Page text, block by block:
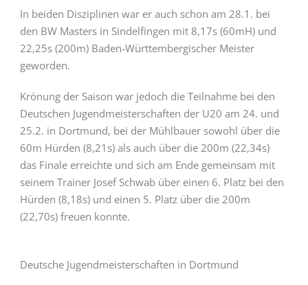
In beiden Disziplinen war er auch schon am 28.1. bei
den BW Masters in Sindelfingen mit 8,17s (60mH) und
22,25s (200m) Baden-Württembergischer Meister
geworden.
Krönung der Saison war jedoch die Teilnahme bei den
Deutschen Jugendmeisterschaften der U20 am 24. und
25.2. in Dortmund, bei der Mühlbauer sowohl über die
60m Hürden (8,21s) als auch über die 200m (22,34s)
das Finale erreichte und sich am Ende gemeinsam mit
seinem Trainer Josef Schwab über einen 6. Platz bei den
Hürden (8,18s) und einen 5. Platz über die 200m
(22,70s) freuen konnte.
Deutsche Jugendmeisterschaften in Dortmund